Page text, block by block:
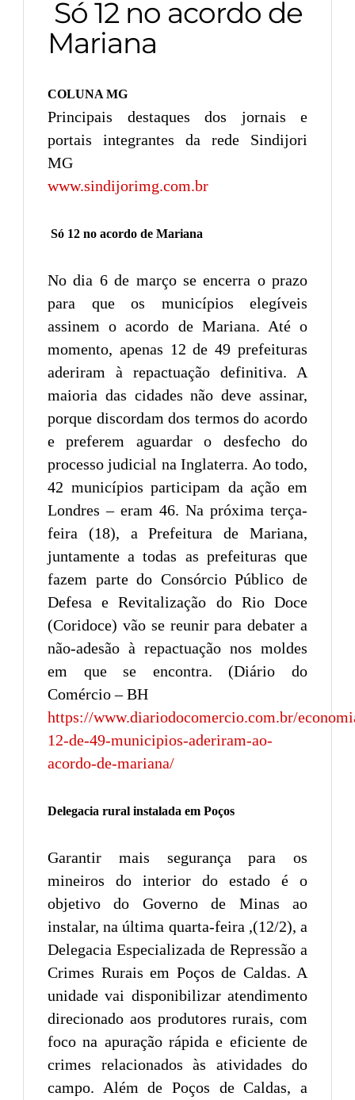
Só 12 no acordo de
Mariana
COLUNA MG
Principais destaques dos jornais e
portais integrantes da rede Sindijori
MG
www.sindijorimg.com.br
Só 12 no acordo de Mariana
No dia 6 de março se encerra o prazo
para que os municípios elegíveis
assinem o acordo de Mariana. Até o
momento, apenas 12 de 49 prefeituras
aderiram à repactuação definitiva. A
maioria das cidades não deve assinar,
porque discordam dos termos do acordo
e preferem aguardar o desfecho do
processo judicial na Inglaterra. Ao todo,
42 municípios participam da ação em
Londres – eram 46. Na próxima terça-
feira (18), a Prefeitura de Mariana,
juntamente a todas as prefeituras que
fazem parte do Consórcio Público de
Defesa e Revitalização do Rio Doce
(Coridoce) vão se reunir para debater a
não-adesão à repactuação nos moldes
em que se encontra. (Diário do
Comércio – BH
https://www.diariodocomercio.com.br/
12-de-49-municipios-aderiram-ao-
acordo-de-mariana/
Delegacia rural instalada em Poços
Garantir mais segurança para os
mineiros do interior do estado é o
objetivo do Governo de Minas ao
instalar, na última quarta-feira ,(12/2), a
Delegacia Especializada de Repressão a
Crimes Rurais em Poços de Caldas. A
unidade vai disponibilizar atendimento
direcionado aos produtores rurais, com
foco na apuração rápida e eficiente de
crimes relacionados às atividades do
campo. Além de Poços de Caldas, a